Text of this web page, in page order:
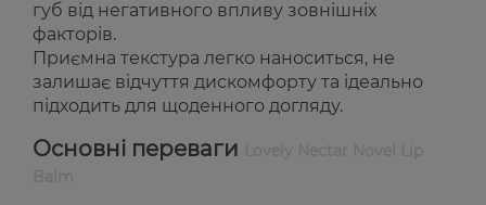
губ від негативного впливу зовнішніх
факторів.
Приємна текстура легко наноситься, не
залишає відчуття дискомфорту та ідеально
підходить для щоденного догляду.
Основні переваги